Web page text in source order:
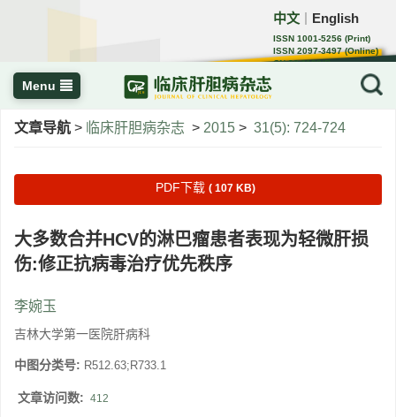
中文 English
ISSN 1001-5256 (Print)
ISSN 2097-3497 (Online)
CN 22-1108/R
Menu
文章导航 > 临床肝胆病杂志 > 2015 > 31(5): 724-724
PDF下载 ( 107 KB)
大多数合并HCV的淋巴瘤患者表现为轻微肝损
伤:修正抗病毒治疗优先秩序
李婉玉
吉林大学第一医院肝病科
中图分类号: R512.63;R733.1
文章访问数: 412